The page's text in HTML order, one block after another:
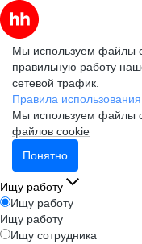
Мы используем файлы
правильную работу
сетевой трафик.
Правила
Мы используем файлы
файлов cookie
Понятно
Ищу работу
Ищу работу
Ищу работу
Ищу сотрудника